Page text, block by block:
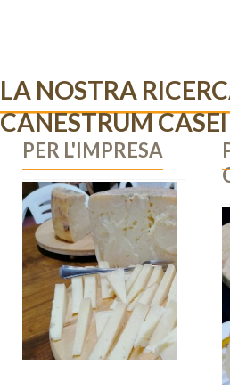
LA NOSTRA
CANESTRUM CASEI
PER L'IMPRESA